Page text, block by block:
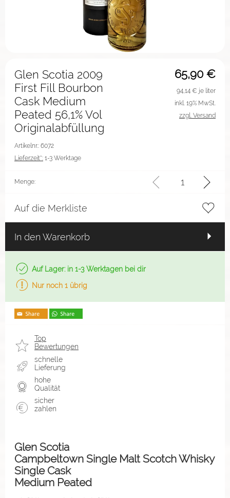
65,90 €
Glen Scotia 2009
First Fill Bourbon
Cask Medium
Peated 56,1% Vol
Originalabfüllung
Artikelnr.: 6072
Lieferzeit*: 1-3 Werktage
94,14 € je liter
inkl. 19% MwSt.
zzgl. Versand
Menge:
Auf die Merkliste
In den Warenkorb
Auf Lager: in 1-3 Werktagen bei dir
Nur noch 1 übrig
Top
Bewertungen
schnelle
Lieferung
hohe
Qualität
sicher
zahlen
Glen Scotia
Campbeltown Single Malt Scotch Whisky
Single Cask
Medium Peated